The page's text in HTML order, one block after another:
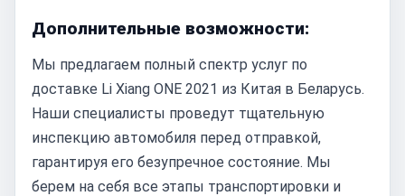
Дополнительные возможности:
Мы предлагаем полный спектр услуг по
доставке Li Xiang ONE 2021 из Китая в Беларусь.
Наши специалисты проведут тщательную
инспекцию автомобиля перед отправкой,
гарантируя его безупречное состояние. Мы
берем на себя все этапы транспортировки и